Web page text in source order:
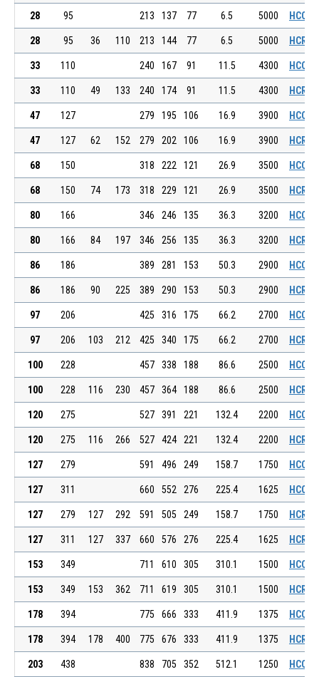
28 95 213 137 77 6.5 5000 HCCE
28 95 36 110 213 144 77 6.5 5000 HCRE
33 110 240 167 91 11.5 4300 HCCE
33 110 49 133 240 174 91 11.5 4300 HCRE
47 127 279 195 106 16.9 3900 HCCE
47 127 62 152 279 202 106 16.9 3900 HCRE
68 150 318 222 121 26.9 3500 HCCE
68 150 74 173 318 229 121 26.9 3500 HCRE
80 166 346 246 135 36.3 3200 HCCE
80 166 84 197 346 256 135 36.3 3200 HCRE
86 186 389 281 153 50.3 2900 HCCE
86 186 90 225 389 290 153 50.3 2900 HCRE
97 206 425 316 175 66.2 2700 HCCE
97 206 103 212 425 340 175 66.2 2700 HCRE
100 228 457 338 188 86.6 2500 HCCE
100 228 116 230 457 364 188 86.6 2500 HCRE
120 275 527 391 221 132.4 2200 HCCE
120 275 116 266 527 424 221 132.4 2200 HCRE
127 279 591 496 249 158.7 1750 HCCE
127 311 660 552 276 225.4 1625 HCCE
127 279 127 292 591 505 249 158.7 1750 HCRE
127 311 127 337 660 576 276 225.4 1625 HCRE
153 349 711 610 305 310.1 1500 HCCE
153 349 153 362 711 619 305 310.1 1500 HCRE
178 394 775 666 333 411.9 1375 HCCE
178 394 178 400 775 676 333 411.9 1375 HCRE
203 438 838 705 352 512.1 1250 HCCE